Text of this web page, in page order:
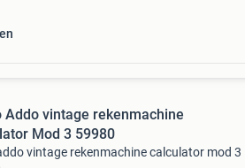
Addo vintage rekenmachine
Mod 3 59980
vintage rekenmachine calculator mod 3